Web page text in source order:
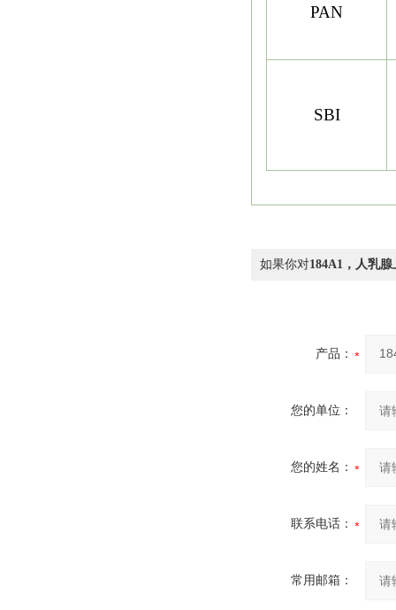
PAN
SBI
如果你对184A1，人乳
产品：
您的单位：
您的姓名：
联系电话：
常用邮箱：